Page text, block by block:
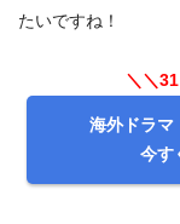
たいですね！
＼＼
海外ドラマ
今す